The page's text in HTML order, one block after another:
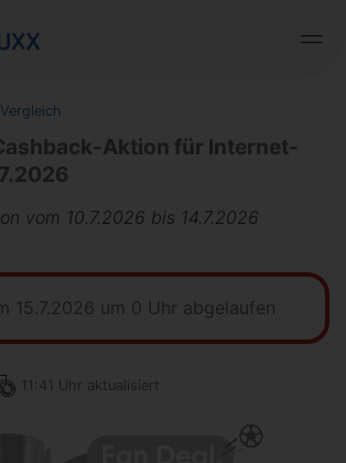
Aktion für Internet-
vom 10.7.2026 bis 14.7.2026
15.7.2026 um 0 Uhr abgelaufen
11:41 Uhr aktualisiert